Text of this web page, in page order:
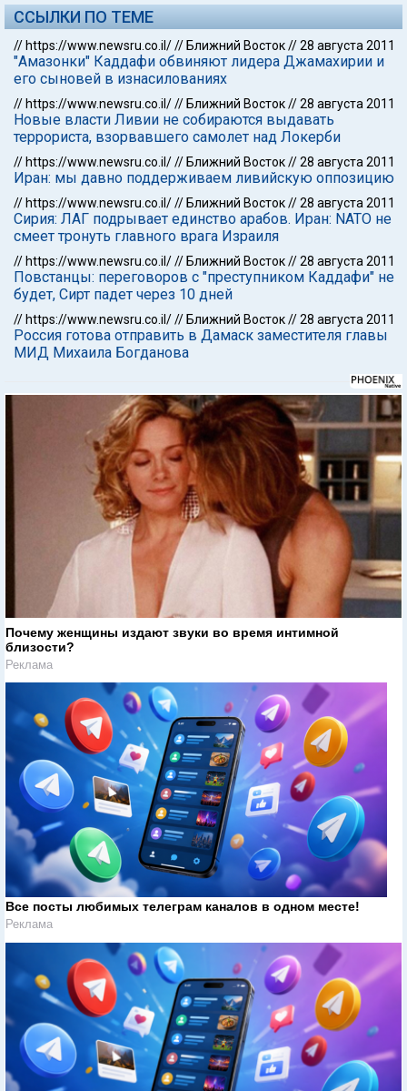
ССЫЛКИ ПО ТЕМЕ
// https://www.newsru.co.il/// Ближний Восток//28 августа 2011
"Амазонки" Каддафи обвиняют лидера Джамахирии и
его сыновей в изнасилованиях
// https://www.newsru.co.il/// Ближний Восток//28 августа 2011
Новые власти Ливии не собираются выдавать
террориста, взорвавшего самолет над Локерби
// https://www.newsru.co.il/// Ближний Восток//28 августа 2011
Иран: мы давно поддерживаем ливийскую оппозицию
// https://www.newsru.co.il/// Ближний Восток//28 августа 2011
Сирия: ЛАГ подрывает единство арабов. Иран: NATO не
смеет тронуть главного врага Израиля
// https://www.newsru.co.il/// Ближний Восток//28 августа 2011
Повстанцы: переговоров с "преступником Каддафи" не
будет, Сирт падет через 10 дней
// https://www.newsru.co.il/// Ближний Восток//28 августа 2011
Россия готова отправить в Дамаск заместителя главы
МИД Михаила Богданова
Почему женщины издают звуки во время интимной
близости?
Реклама
Все посты любимых телеграм каналов в одном месте!
Реклама